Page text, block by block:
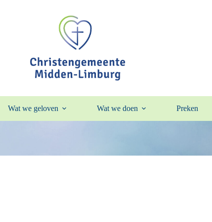
Wat we geloven Wat we doen Preken